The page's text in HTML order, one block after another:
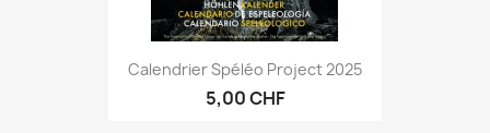
Calendrier Spéléo Project 2025
5,00 CHF